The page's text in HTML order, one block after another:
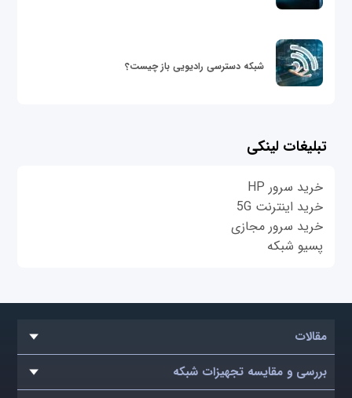
شبکه دسترسی رادیویی باز چیست؟
تبلیغات لینکی
خرید سرور HP
خرید اینترنت 5G
خرید سرور مجازی
پسیو شبکه
مقالات
بررسی و مقایسه تجهیزات شبکه